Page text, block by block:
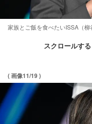
家族とご飯を食べたいISSA（
スクロールす
( 画像11/19 )